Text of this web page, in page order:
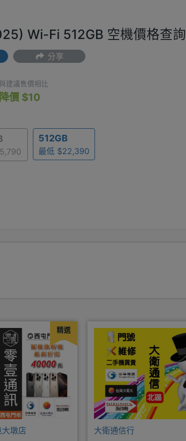
Wi-Fi 512GB 空機價格查詢
分享
) $22,390
與建議售價相比
降價 $10
512GB
最低 $22,390
精選
墩店 大衛通信行